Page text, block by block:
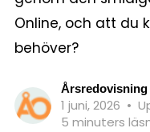
Online, och att du
behöver?
Årsredovisning
1 juni, 2026 •
5 minuters